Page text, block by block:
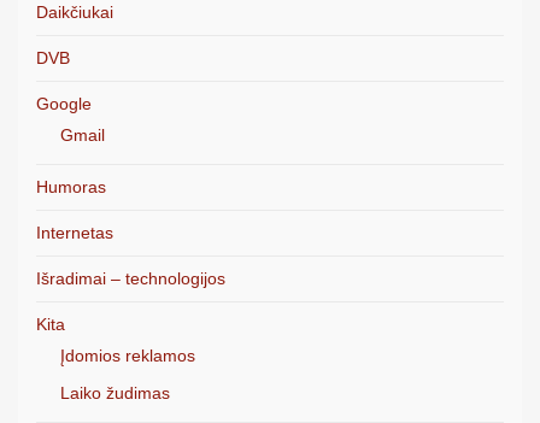
Daikčiukai
DVB
Google
Gmail
Humoras
Internetas
Išradimai – technologijos
Kita
Įdomios reklamos
Laiko žudimas